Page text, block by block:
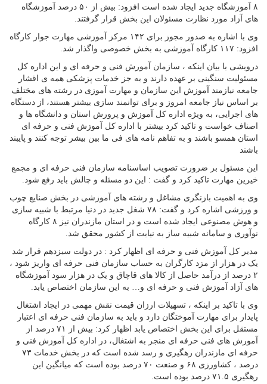
۸ آموزشگاه جدید ایجاد شده است افزود: بیش از ۵۰ درصد آموزشگاه
های آزاد مورد نظارت مسئولان این بخش قرار گرفتند.
وی با اشاره به صدور مجوز برای ۱۴۲ مرکز آموزشی مهارت جوار کارگاه
افزود: ۱۱۷ کارگاه آموزشی به بخش خصوصی واگذار شد.
درویشی با بیان اینکه ، سازمان آمورش فنی و حرفه ای و این اداره کل
مسئولیت سنگینی بر عهده دارند و به جز خدمات پزشکی همه ی اقشار
جامعه نیازمند آموزش این سازمان و مهارت آموزی در رشته های مختلف
بر اساس نیاز جامعه امروز و برای توانمند سازی بیشتر هستند، از دستگاه
های اجرایی، به ویژه اداره کل آموزش و پرورش استان و دانشگاه ها و
اصناف خواست و تاکید کرد بیشتر با اداره کل آموزش فنی و حرفه ای
استان همسو باشند و به تفاهم نامه های فی ما بین بیشر توجه کنند و پایبند
باشند
این مسئول بر ضرورت تصویب اساسنامه سازمان فنی حرفه ای و مجمع
خیرین مهارت تاکید کرد و گفت : این دو مسئله و چالش باید رفع شود.
وی به اهمیت بازنگری مشاغل و رشته های آموزشی در بخش صنایع چوب
و ورزشی اشاره کرد و گفت: ۷۸ شغل جدید در دنیا مرتبط با شبیه سازی
و هوش مصنوعی ایجاد شده است و در استان مازندران نیز ۸ کارگاه
نوآوری و سامانه شبیه ساز به نیابت از کشور محقق شد.
مدیر کل آموزش فنی و حرفه ای اظهار کرد : در دولت سیزدهم قرار شد
یک در هزار از مزد کارگران به حساب سازمان فنی حرفه ای واریز شود ،
۲ درصد از درآمد حاصل از کالا های قاچاق و یک در هزار سود آموزشگاه
های آزاد آموزش فنی و حرفه ای و… به این سازمان اختصاص یابد.
وی با تاکید بر اینکه ، تسهیلات ارزان قیمت نقش مهمی در ایجاد اشتغال
پایدار برای مهارت آموختگان دارد و باید به سازمان فنی حرفه ای اعتبار
مستقل برای این بخش اختصاص یابد اظهار کرد: بیش از ۷۱ درصد از
آمورش های فنی حرفه ای منجر به اشتغال، در اداره کل آموزش فنی و
حرفه ای مازندران رهگیری و رسد شده است که در بخش خدمات ۷۳
درصد ، کشاورزی ۶۸ و صنعت ۷۰ درصد بوده است که میانگین این
رهگیری ۷۱.۵ درصد بوده است.